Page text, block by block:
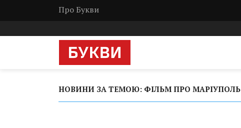
Про Букви
НОВИНИ ЗА ТЕМОЮ: ФІЛЬМ ПРО МАРІУПОЛЬ